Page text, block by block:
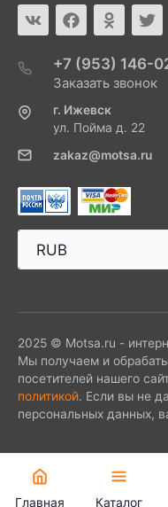
+7 (953) 146-
Заказать звонок
г. Ижевск
ул. Пойма д. 22
zakaz@motsa.ru
2025 © Motsa.ru -
Мы получаем и
посетителей нашего
политикой. Если вы не
персональных данных,
Главная Каталог